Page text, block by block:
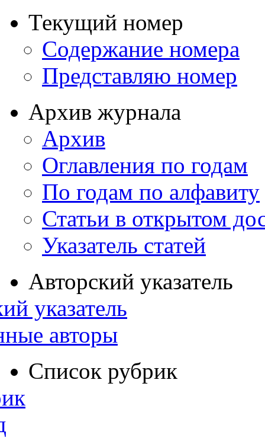
Текущий номер
Содержание номера
Представляю номер
Архив журнала
Архив
Оглавления по годам
По годам по алфавиту
Статьи в открытом
Указатель статей
Авторский указатель
указатель
авторы
Список рубрик